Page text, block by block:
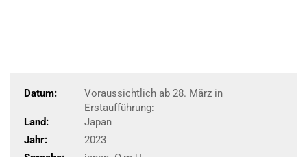
Datum:
Voraussichtlich ab 28. März in
Erstaufführung:
Land:
Japan
Jahr:
2023